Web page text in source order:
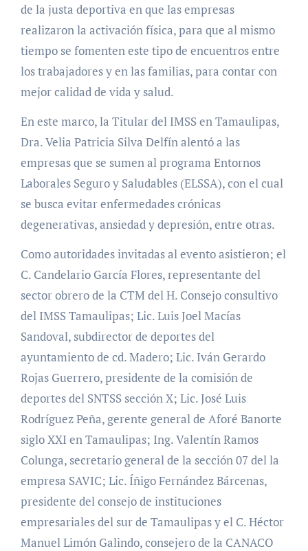
de la justa deportiva en que las empresas
realizaron la activación física, para que al mismo
tiempo se fomenten este tipo de encuentros entre
los trabajadores y en las familias, para contar con
mejor calidad de vida y salud.
En este marco, la Titular del IMSS en Tamaulipas,
Dra. Velia Patricia Silva Delfín alentó a las
empresas que se sumen al programa Entornos
Laborales Seguro y Saludables (ELSSA), con el cual
se busca evitar enfermedades crónicas
degenerativas, ansiedad y depresión, entre otras.
Como autoridades invitadas al evento asistieron; el
C. Candelario García Flores, representante del
sector obrero de la CTM del H. Consejo consultivo
del IMSS Tamaulipas; Lic. Luis Joel Macías
Sandoval, subdirector de deportes del
ayuntamiento de cd. Madero; Lic. Iván Gerardo
Rojas Guerrero, presidente de la comisión de
deportes del SNTSS sección X; Lic. José Luis
Rodríguez Peña, gerente general de Aforé Banorte
siglo XXI en Tamaulipas; Ing. Valentín Ramos
Colunga, secretario general de la sección 07 del la
empresa SAVIC; Lic. Íñigo Fernández Bárcenas,
presidente del consejo de instituciones
empresariales del sur de Tamaulipas y el C. Héctor
Manuel Limón Galindo, consejero de la CANACO